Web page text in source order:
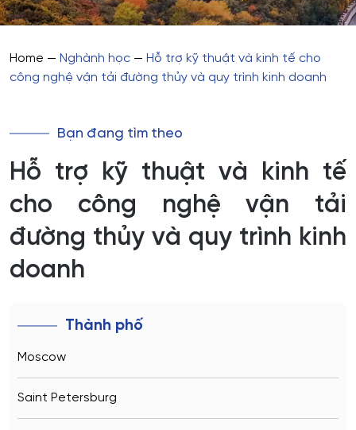
Home — Nghành học — Hỗ trợ kỹ thuật và kinh tế cho
công nghệ vận tải đường thủy và quy trình kinh doanh
Bạn đang tìm theo
Hỗ trợ kỹ thuật và kinh tế
cho công nghệ vận tải
đường thủy và quy trình kinh
doanh
Thành phố
Moscow
Saint Petersburg